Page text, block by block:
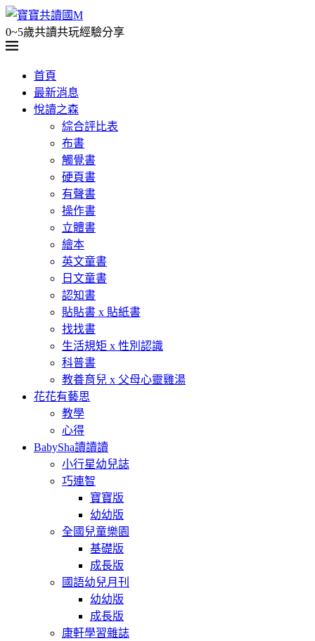
0~5歲共讀共玩經驗分享
首頁
最新消息
悅讀之森
綜合評比表
布書
觸覺書
硬頁書
有聲書
操作書
立體書
繪本
英文童書
日文童書
認知書
貼貼書 x 貼紙書
找找書
生活規矩 x 性別認識
科普書
教養育兒 x 父母心靈雞湯
花花有藝思
教學
心得
BabySha讀讀讀
小行星幼兒誌
巧連智
寶寶版
幼幼版
全國兒童樂園
基礎版
成長版
國語幼兒月刊
幼幼版
成長版
康軒學習雜誌